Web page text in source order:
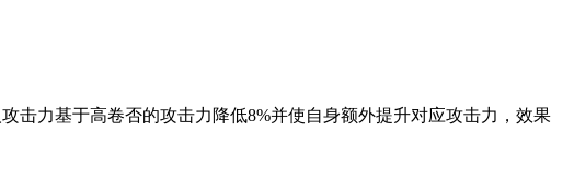
击力基于高卷否的攻击力降低8%并使自身额外提升对应攻击力，效果